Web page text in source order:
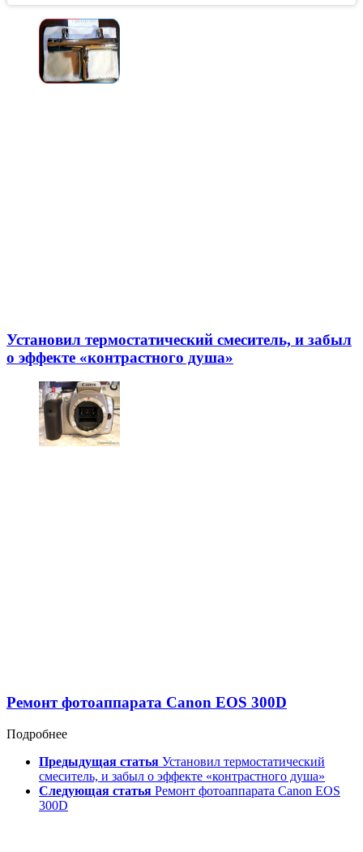
Установил термостатический смеситель, и забыл
о эффекте «контрастного душа»
Ремонт фотоаппарата Canon EOS 300D
Подробнее
Предыдущая статья Установил термостатический
смеситель, и забыл о эффекте «контрастного душа»
Следующая статья Ремонт фотоаппарата Canon EOS
300D